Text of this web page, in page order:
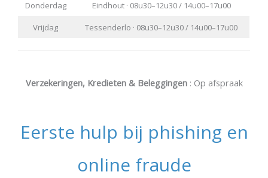
Donderdag Eindhout · 08u30–12u30 / 14u00–17u00
Vrijdag Tessenderlo · 08u30–12u30 / 14u00–17u00
Verzekeringen, Kredieten & Beleggingen: Op afspraak
Eerste hulp bij phishing en
online fraude